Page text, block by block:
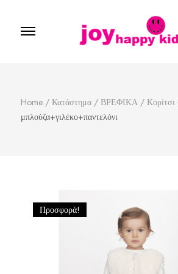
Home / Κατάστημα / ΒΡΕΦΙΚΑ /
μπλούζα+γιλέκο+παντελόνι
Προσφορά!